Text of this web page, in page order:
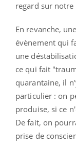
regard sur
En revanche,
évènement qui
une
ce qui fait
quarantaine, il
particulier : on
produise, si ce
De fait, on
prise de